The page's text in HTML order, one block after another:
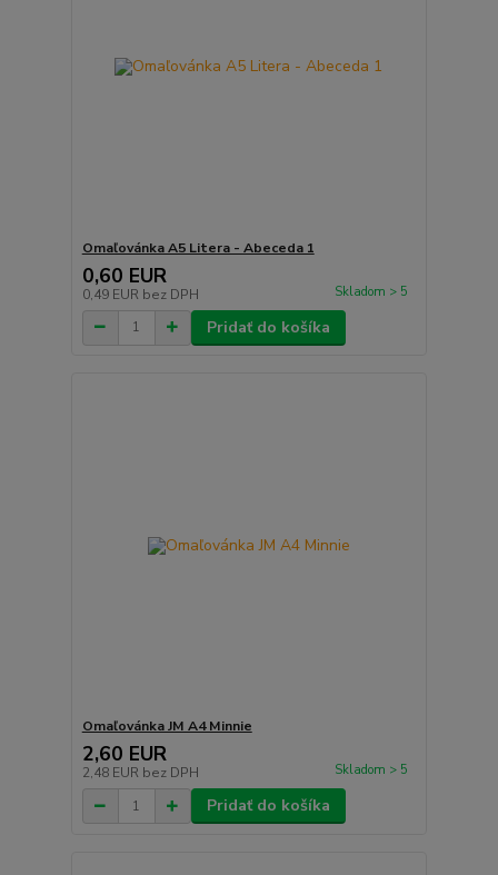
Omaľovánka A5 Litera - Abeceda 1
0,60 EUR
0,49 EUR bez DPH Skladom > 5
Pridať do košíka
Omaľovánka JM A4 Minnie
2,60 EUR
2,48 EUR bez DPH Skladom > 5
Pridať do košíka